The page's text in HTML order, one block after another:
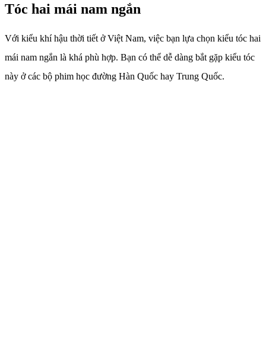
Tóc hai mái nam ngắn
Với kiểu khí hậu thời tiết ở Việt Nam, việc bạn lựa chọn kiểu tóc hai
mái nam ngắn là khá phù hợp. Bạn có thể dễ dàng bắt gặp kiểu tóc
này ở các bộ phim học đường Hàn Quốc hay Trung Quốc.